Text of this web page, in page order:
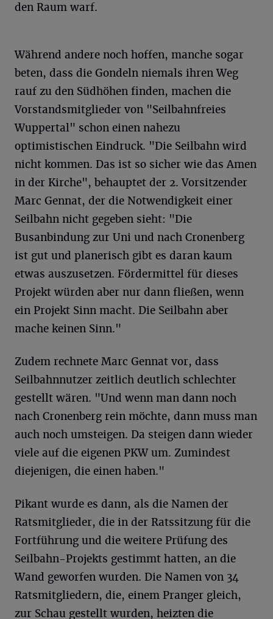
den Raum warf.
Während andere noch hoffen, manche sogar
beten, dass die Gondeln niemals ihren Weg
rauf zu den Südhöhen finden, machen die
Vorstandsmitglieder von "Seilbahnfreies
Wuppertal" schon einen nahezu
optimistischen Eindruck. "Die Seilbahn wird
nicht kommen. Das ist so sicher wie das Amen
in der Kirche", behauptet der 2. Vorsitzender
Marc Gennat, der die Notwendigkeit einer
Seilbahn nicht gegeben sieht: "Die
Busanbindung zur Uni und nach Cronenberg
ist gut und planerisch gibt es daran kaum
etwas auszusetzen. Fördermittel für dieses
Projekt würden aber nur dann fließen, wenn
ein Projekt Sinn macht. Die Seilbahn aber
mache keinen Sinn."
Zudem rechnete Marc Gennat vor, dass
Seilbahnnutzer zeitlich deutlich schlechter
gestellt wären. "Und wenn man dann noch
nach Cronenberg rein möchte, dann muss man
auch noch umsteigen. Da steigen dann wieder
viele auf die eigenen PKW um. Zumindest
diejenigen, die einen haben."
Pikant wurde es dann, als die Namen der
Ratsmitglieder, die in der Ratssitzung für die
Fortführung und die weitere Prüfung des
Seilbahn-Projekts gestimmt hatten, an die
Wand geworfen wurden. Die Namen von 34
Ratsmitgliedern, die, einem Pranger gleich,
zur Schau gestellt wurden, heizten die